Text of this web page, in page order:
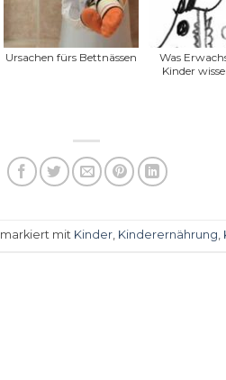
Ursachen fürs Bettnässen
Was
Kinder
mit Kinder, Kinderernährung,